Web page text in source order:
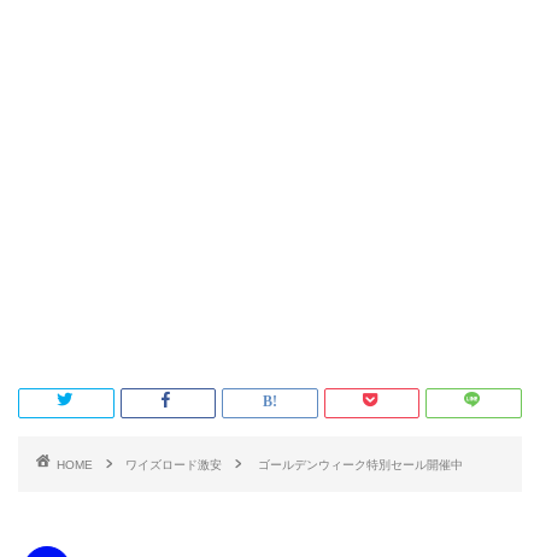
HOME ワイズロード激安 ゴールデンウィーク特別セール開催中